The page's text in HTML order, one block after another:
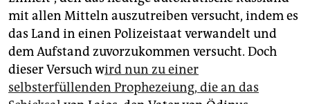
mit allen Mitteln auszutreiben versucht, indem es
das Land in einen Polizeistaat verwandelt und
dem Aufstand zuvorzukommen versucht. Doch
dieser Versuch wird nun zu einer
selbsterfüllenden Prophezeiung, die an das